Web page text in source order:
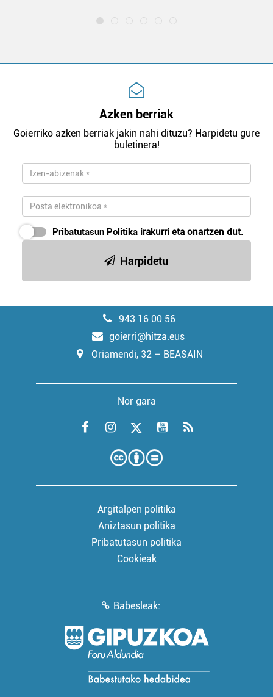
Azken berriak
Goierriko azken berriak jakin nahi dituzu? Harpidetu gure
buletinera!
Pribatutasun Politika irakurri eta onartzen dut.
Harpidetu
943 16 00 56
goierri@hitza.eus
Oriamendi, 32 – BEASAIN
Nor gara
Argitalpen politika
Aniztasun politika
Pribatutasun politika
Cookieak
Babesleak: